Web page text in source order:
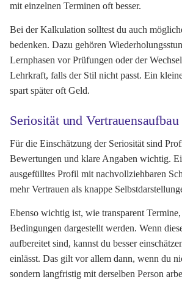
mit einzelnen Terminen oft besser.
Bei der Kalkulation solltest du auch
bedenken. Dazu gehören
Lernphasen vor Prüfungen oder der
Lehrkraft, falls der Stil nicht passt. Ein
spart später oft Geld.
Seriosität und Vertrauensaufbau
Für die Einschätzung der Seriosität sind
Bewertungen und klare Angaben wichtig.
ausgefülltes Profil mit nachvollziehbaren
mehr Vertrauen als knappe
Ebenso wichtig ist, wie transparent Termine,
Bedingungen dargestellt werden. Wenn
aufbereitet sind, kannst du besser
einlässt. Das gilt vor allem dann, wenn du
sondern langfristig mit derselben Person